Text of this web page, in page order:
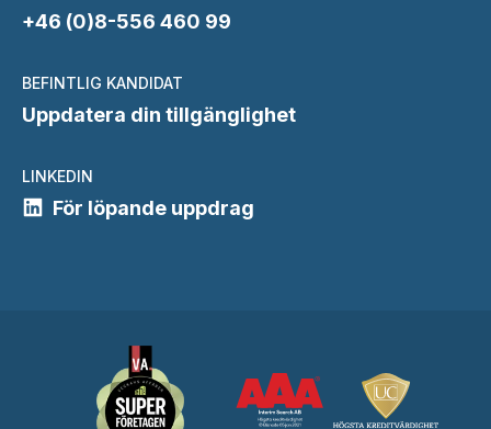
+46 (0)8-556 460 99
BEFINTLIG KANDIDAT
Uppdatera din tillgänglighet
LINKEDIN
För löpande uppdrag